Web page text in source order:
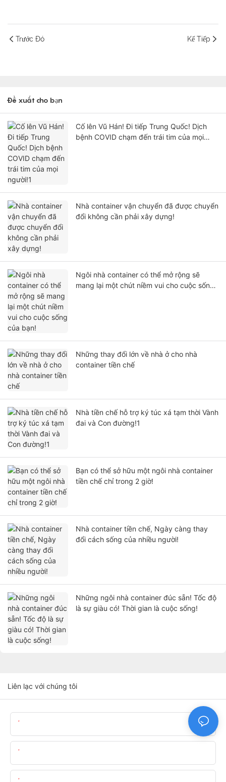
Trước Đó Kế Tiếp
Đề xuất cho bạn
Cố lên Vũ Hán! Đi tiếp Trung Quốc! Dịch
bệnh COVID chạm đến trái tim của mọi
Nhà container vận chuyển đã được chuyển
đổi không cần phải xây dựng!
Ngôi nhà container có thể mở rộng sẽ
mang lại một chút niềm vui cho cuộc sống
Những thay đổi lớn về nhà ở cho nhà
container tiền chế
Nhà tiền chế hỗ trợ ký túc xá tạm thời Vành
đai và Con đường!1
Bạn có thể sở hữu một ngôi nhà container
tiền chế chỉ trong 2 giờ!
Nhà container tiền chế, Ngày càng thay
đổi cách sống của nhiều người!
Những ngôi nhà container đúc sẵn! Tốc độ
là sự giàu có! Thời gian là cuộc sống!
Liên lạc với chúng tôi